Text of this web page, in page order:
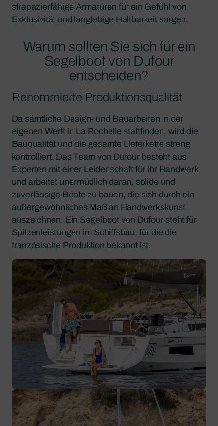
strapazierfähige Armaturen für ein Gefühl von
Exklusivität und langlebige Haltbarkeit sorgen.
Warum sollten Sie sich für ein
Segelboot von Dufour
entscheiden?
Renommierte Produktionsqualität
Da sämtliche Design- und Bauarbeiten in der
eigenen Werft in La Rochelle stattfinden, wird die
Bauqualität und die gesamte Lieferkette streng
kontrolliert. Das Team von Dufour besteht aus
Experten mit einer Leidenschaft für ihr Handwerk
und arbeitet unermüdlich daran, solide und
zuverlässige Boote zu bauen, die sich durch ein
außergewöhnliches Maß an Handwerkskunst
auszeichnen. Ein Segelboot von Dufour steht für
Spitzenleistungen im Schiffsbau, für die die
französische Produktion bekannt ist.